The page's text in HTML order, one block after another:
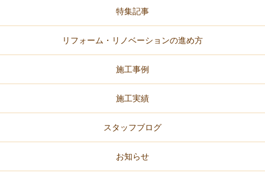
特集記事
リフォーム・リノベーションの進め方
施工事例
施工実績
スタッフブログ
お知らせ